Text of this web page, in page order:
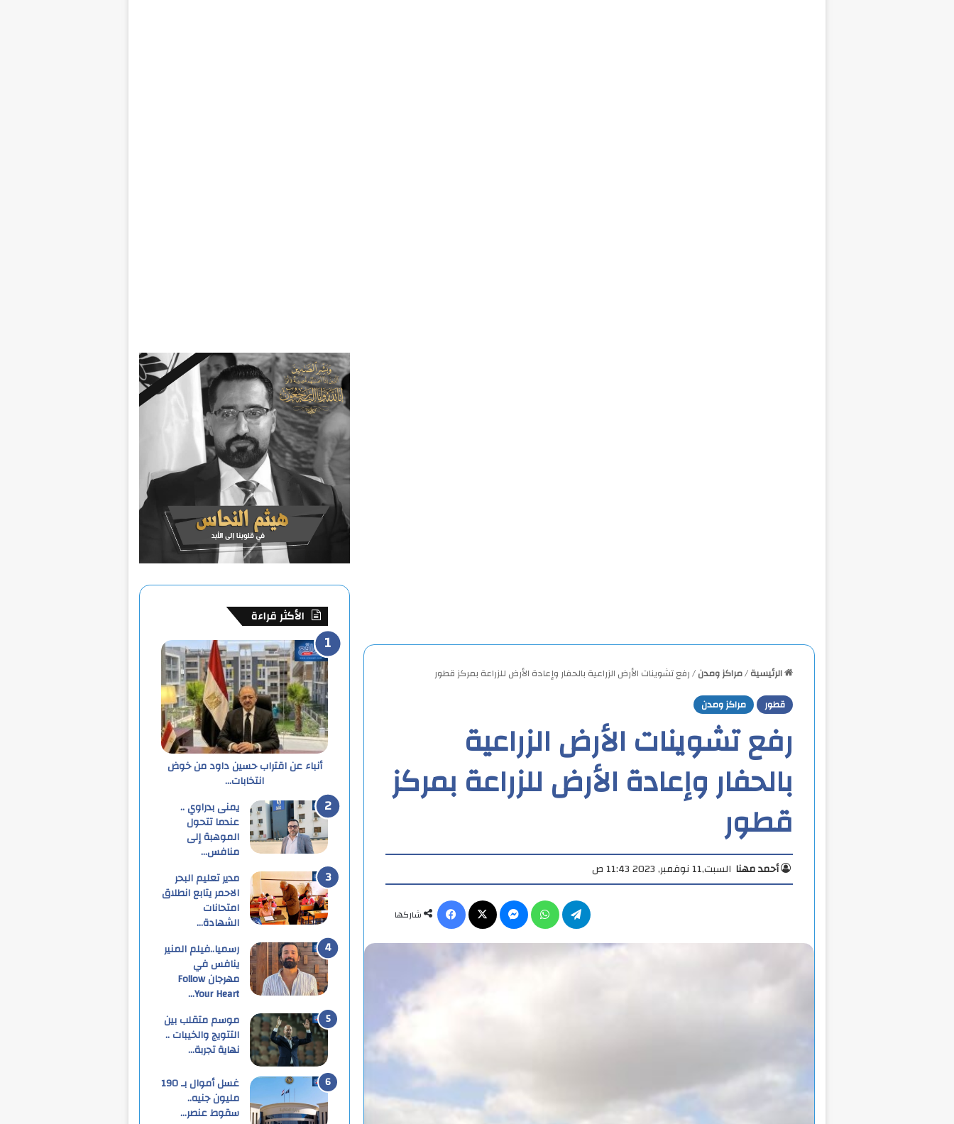
الرئيسية/مراكز ومدن/رفع تشوينات الأرض الزراعية بالحفار وإعادة الأرض للزراعة بمركز قطور
قطور
مراكز ومدن
رفع تشوينات الأرض الزراعية
بالحفار وإعادة الأرض للزراعة بمركز
قطور
أحمد مهنا السبت,11 نوفمبر, 2023 11:43 ص
شاركها
ماسنجر واتساب تيلقرام
الأكثر قراءة
أنباء عن اقتراب حسين داود من خوض
انتخابات…
يمنى بدراوي ..
عندما تتحول
الموهبة إلى
منافس…
مدير تعليم البحر
الاحمر يتابع انطلاق
امتحانات
الشهادة…
رسميا..فيلم المنير
ينافس في
مهرجان Follow
Your Heart…
موسم متقلب بين
التتويج والخيبات ..
نهاية تجربة…
غسل أموال بـ 190
مليون جنيه..
سقوط عنصر…